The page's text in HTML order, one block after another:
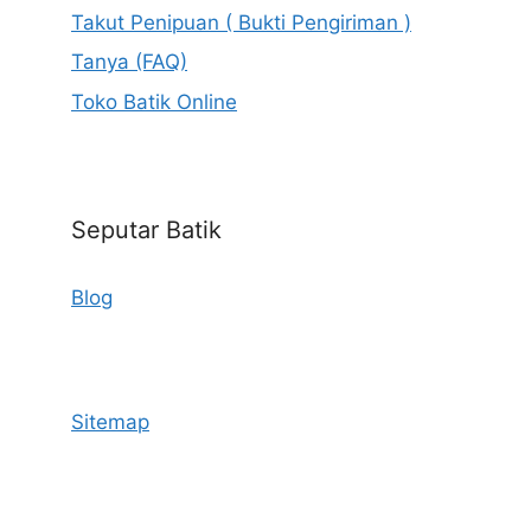
Takut Penipuan ( Bukti Pengiriman )
Tanya (FAQ)
Toko Batik Online
Seputar Batik
Blog
Sitemap